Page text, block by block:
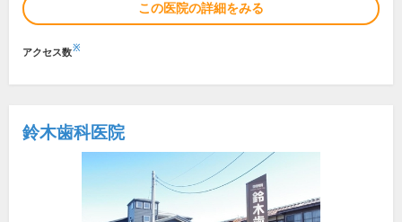
この医院の詳細をみる
アクセス数※
鈴木歯科医院